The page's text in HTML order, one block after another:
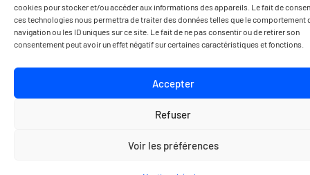
cookies pour stocker et/ou accéder aux informations des appareils. Le fait de
ces technologies nous permettra de traiter des données telles que le comportement
navigation ou les ID uniques sur ce site. Le fait de ne pas consentir ou de retirer son
consentement peut avoir un effet négatif sur certaines caractéristiques et fonctions.
Accepter
Refuser
Voir les préférences